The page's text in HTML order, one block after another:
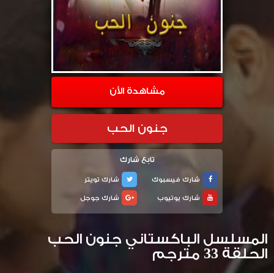
مشاهدة الأن
جنون الحب
تابع شارك
شارك فيسبوك
شارك تويتر
شارك يوتيوب
شارك جوجل
المسلسل الباكستاني جنون الحب
الحلقة 33 مترجم